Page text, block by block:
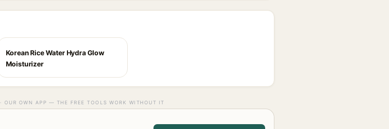
Korean Rice Water Hydra Glow
Moisturizer
OUR OWN APP — THE FREE TOOLS WORK WITHOUT IT